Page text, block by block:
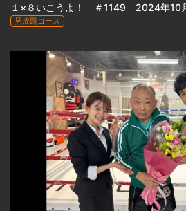
１×８いこうよ！ ＃1149 2024年10
見放題コース